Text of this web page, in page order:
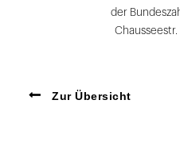
der
Chausseestr.
Zur Übersicht